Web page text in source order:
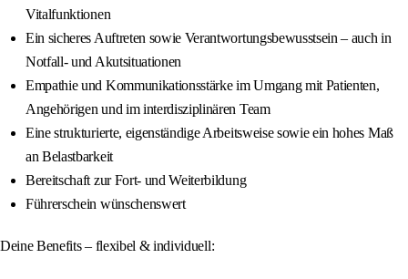
Vitalfunktionen
Ein sicheres Auftreten sowie Verantwortungsbewusstsein – auch in
Notfall- und Akutsituationen
Empathie und Kommunikationsstärke im Umgang mit Patienten,
Angehörigen und im interdisziplinären Team
Eine strukturierte, eigenständige Arbeitsweise sowie ein hohes Maß
an Belastbarkeit
Bereitschaft zur Fort- und Weiterbildung
Führerschein wünschenswert
Deine Benefits – flexibel & individuell: